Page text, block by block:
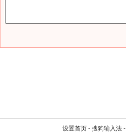
设置首页 - 搜狗输入法 -